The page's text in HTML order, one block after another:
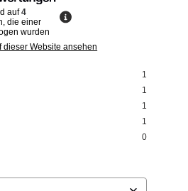
auf4
die einer
wurden
dieser Website ansehen
1
1
1
1
0